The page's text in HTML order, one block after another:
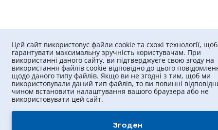
Цей сайт використовує файли cookie та схожі технології, щоб
гарантувати максимальну зручність користувачам. При
використанні даного сайту, ви підтверджуєте свою згоду на
використання файлів cookie відповідно до цього
щодо даного типу файлів. Якщо ви не згодні з тим, щоб ми
використовували даний тип файлів, то ви повинні
чином встановити налаштування вашого браузера або не
використовувати цей сайт.
Згоден